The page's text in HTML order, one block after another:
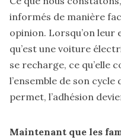
informés de manière
opinion. Lorsqu’on
qu’est une voiture
se recharge, ce qu’elle
l’ensemble de son cycle
permet, l’adhésion
Maintenant que les